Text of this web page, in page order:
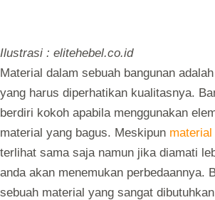
Ilustrasi : elitehebel.co.id
Material dalam sebuah bangunan
yang harus diperhatikan kualitasnya.
berdiri kokoh apabila menggunakan
material yang bagus. Meskipun material
terlihat sama saja namun jika diamati
anda akan menemukan perbedaannya.
sebuah material yang sangat